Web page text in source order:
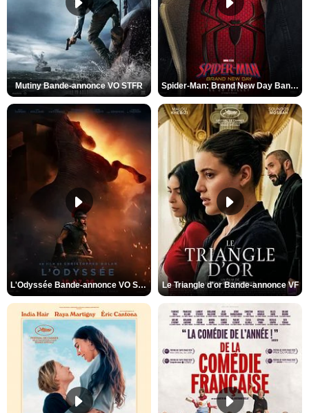
Mutiny Bande-annonce VO STFR Spider-Man: Brand New Day Bande-annonce VO STFR
L'Odyssée Bande-annonce VO STFR Le Triangle d'or Bande-annonce VF